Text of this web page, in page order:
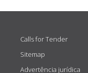
Calls for Tender
Sitemap
Advertência jurídica